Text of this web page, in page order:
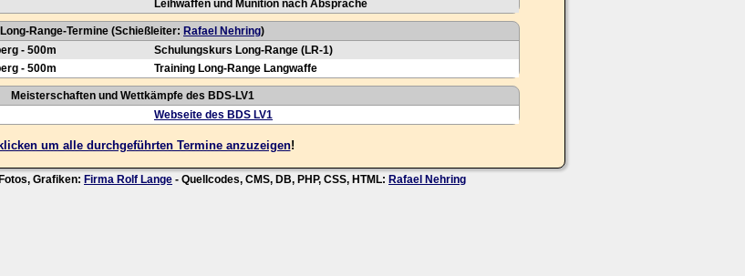
Leihwaffen und Munition nach Absprache
Long-Range-Termine (Schießleiter: Rafael Nehring)
- 500m
Schulungskurs Long-Range (LR-1)
- 500m Training Long-Range Langwaffe
Meisterschaften und Wettkämpfe des BDS-LV1
Webseite des BDS LV1
um alle durchgeführten Termine anzuzeigen!
Grafiken: Firma Rolf Lange - Quellcodes, CMS, DB, PHP, CSS, HTML: Rafael Nehring